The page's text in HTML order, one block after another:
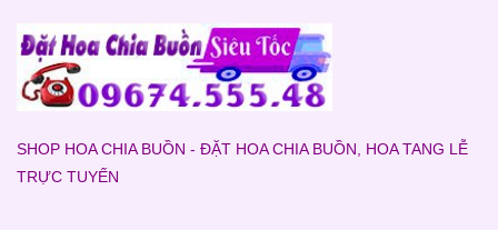
SHOP HOA CHIA BUỒN - ĐẶT HOA CHIA BUỒN, HOA TANG LỄ
TRỰC TUYẾN